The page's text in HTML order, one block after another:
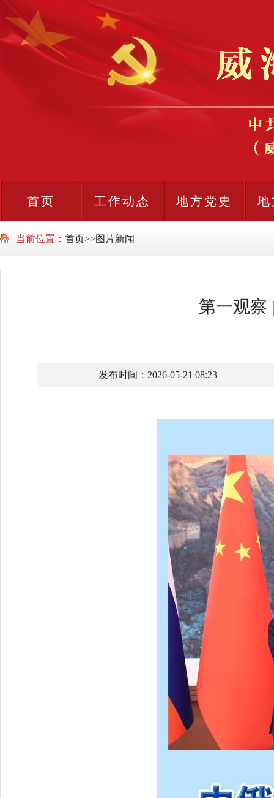
首页 工作动态 地方党史
当前位置： 首页>>图片新闻
第一观察
发布时间：2026-05-21 08:23